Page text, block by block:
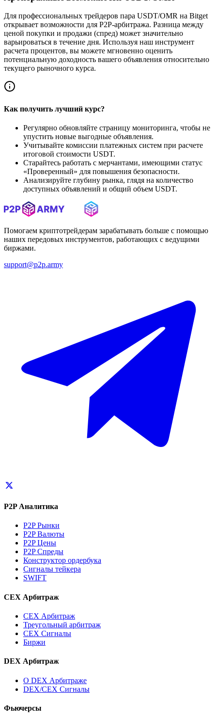
Для профессиональных трейдеров пара USDT/OMR на Bitget
открывает возможности для P2P-арбитража. Разница между
ценой покупки и продажи (спред) может значительно
варьироваться в течение дня. Используя наш инструмент
расчета процентов, вы можете мгновенно оценить
потенциальную доходность вашего объявления относительно
текущего рыночного курса.
Как получить лучший курс?
Регулярно обновляйте страницу мониторинга, чтобы не
упустить новые выгодные объявления.
Учитывайте комиссии платежных систем при расчете
итоговой стоимости USDT.
Старайтесь работать с мерчантами, имеющими статус
«Проверенный» для повышения безопасности.
Анализируйте глубину рынка, глядя на количество
доступных объявлений и общий объем USDT.
Помогаем криптотрейдерам зарабатывать больше с помощью
наших передовых инструментов, работающих с ведущими
биржами.
support@p2p.army
P2P Аналитика
P2P Рынки
P2P Валюты
P2P Цены
P2P Спреды
Конструктор ордербука
Сигналы тейкера
SWIFT
CEX Арбитраж
CEX Арбитраж
Треугольный арбитраж
CEX Сигналы
Биржи
DEX Арбитраж
О DEX Арбитраже
DEX/CEX Сигналы
Фьючерсы